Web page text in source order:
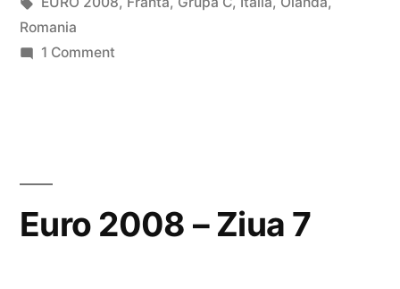
11”
Romania
1 Commenton
Euro 2008 – Ziua 7